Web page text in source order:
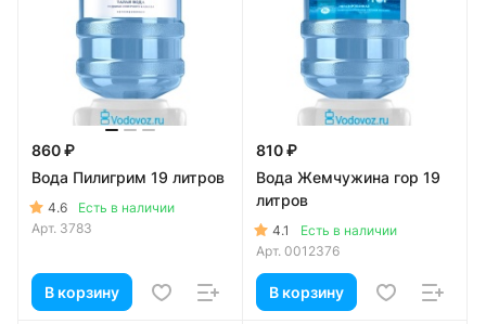
860 ₽
Вода Пилигрим 19 литров
4.6
Есть в наличии
Арт. 3783
В корзину
810 ₽
Вода Жемчужина гор 19
литров
4.1
Есть в наличии
Арт. 0012376
В корзину